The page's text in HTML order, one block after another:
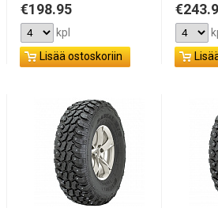
€198.95
kpl
Lisää ostoskoriin